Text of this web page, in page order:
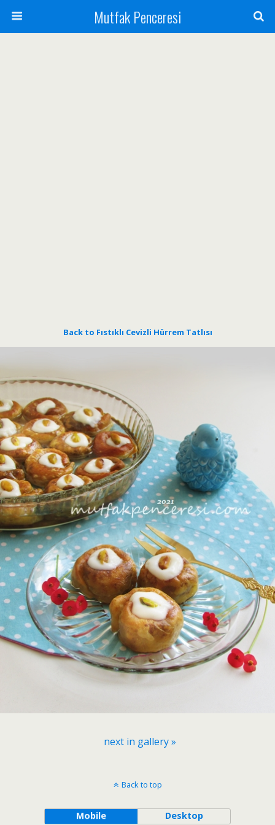
Mutfak Penceresi
Back to Fıstıklı Cevizli Hürrem Tatlısı
next in gallery »
Back to top
Mobile Desktop